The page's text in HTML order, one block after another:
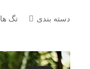
دسته بندی تگ ها